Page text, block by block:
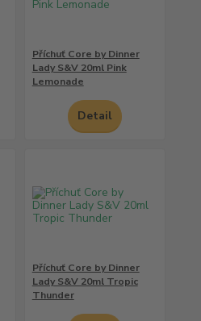
Příchuť Core by Dinner
Lady S&V 20ml Pink
Lemonade
Detail
Příchuť Core by Dinner
Lady S&V 20ml Tropic
Thunder